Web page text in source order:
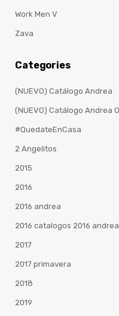
Work Men V
Zava
Categories
(NUEVO) Catálogo Andrea
(NUEVO) Catálogo Andrea
#QuedateEnCasa
2 Angelitos
2015
2016
2016 andrea
2016 catalogos 2016
2017
2017 primavera
2018
2019